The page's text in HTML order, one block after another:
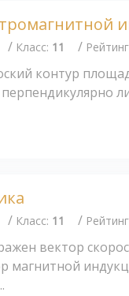
/ Класс: 11 /
контур
/ Класс: 11 /
вектор
магнитной